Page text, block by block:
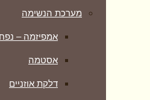
מערכת הנשימה
אמפיזמה –
אסטמה
דלקת אוזניים